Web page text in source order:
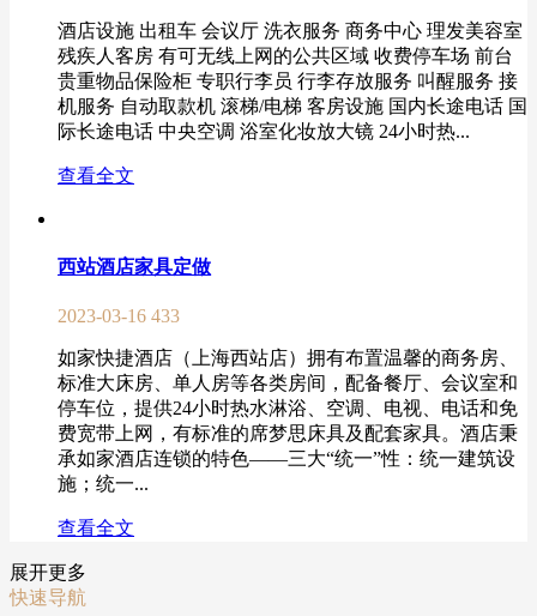
酒店设施 出租车 会议厅 洗衣服务 商务中心 理发美容室
残疾人客房 有可无线上网的公共区域 收费停车场 前台
贵重物品保险柜 专职行李员 行李存放服务 叫醒服务 接
机服务 自动取款机 滚梯/电梯 客房设施 国内长途电话 国
际长途电话 中央空调 浴室化妆放大镜 24小时热...
查看全文
西站酒店家具定做
2023-03-16 433
如家快捷酒店（上海西站店）拥有布置温馨的商务房、
标准大床房、单人房等各类房间，配备餐厅、会议室和
停车位，提供24小时热水淋浴、空调、电视、电话和免
费宽带上网，有标准的席梦思床具及配套家具。酒店秉
承如家酒店连锁的特色——三大“统一”性：统一建筑设
施；统一...
查看全文
展开更多
快速导航